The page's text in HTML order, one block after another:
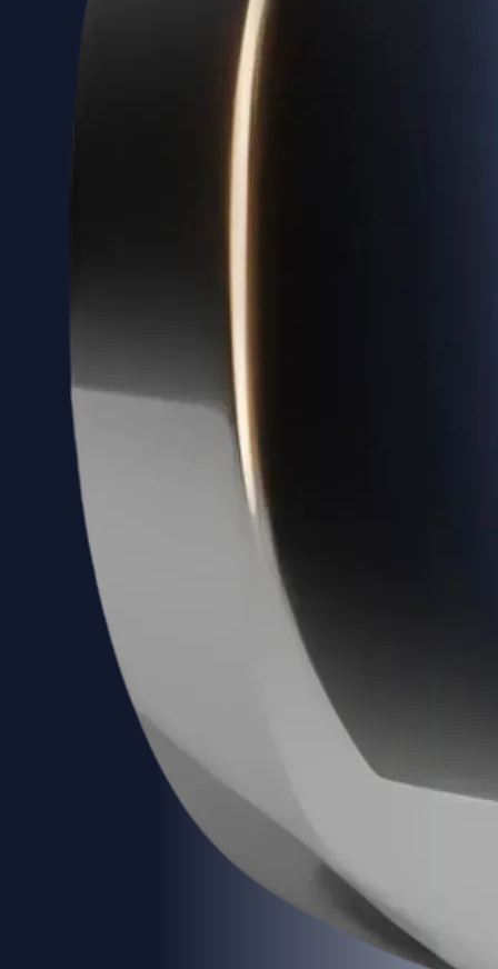
Cos'è il trading giornaliero di criptovalute: guida per principianti